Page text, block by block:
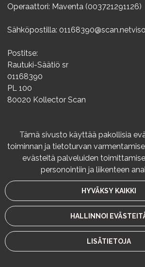
Tämä sivusto käyttää pakollisia
toiminnan ja tietoturvan
evästeitä palveluiden
personointiin ja liikenteen
HYVÄKSY KAIKKI
HALLINNOI
LISÄTIETOJA
Operaattori: Maventa (003721291126)
Sähköpostilla:
Postitse:
Rautuki-Säätiö sr
01168390
PL 100
80020 Kollector Scan
Info
Rekisteriseloste
Varaus- ja peruutusehdot
Maksutavat
© Rautuki-Säätiö 2024. Sivusto: